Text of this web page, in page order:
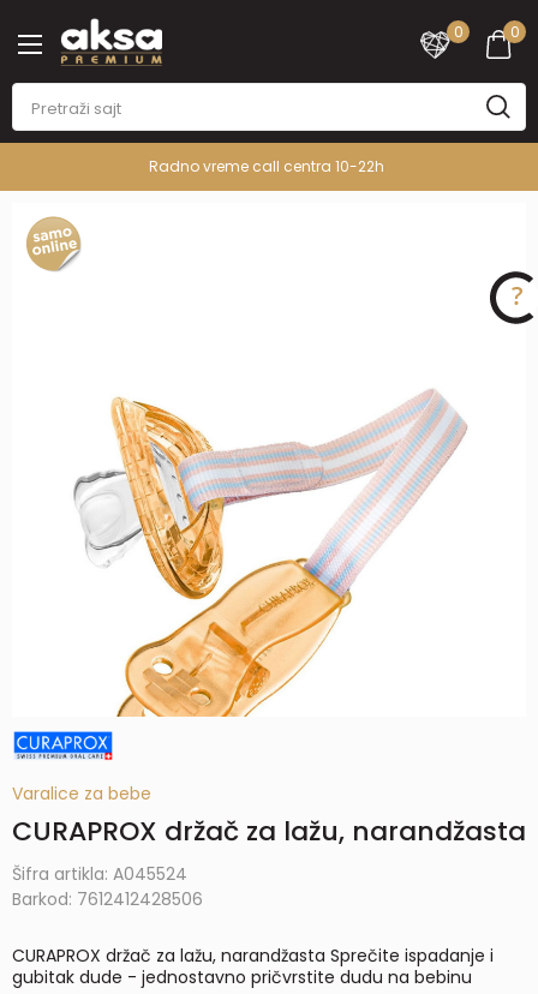
0
0
Radno vreme call centra 10-22h
Varalice za bebe
CURAPROX držač za lažu, narandžasta
Šifra artikla: A045524
Barkod: 7612412428506
CURAPROX držač za lažu, narandžasta Sprečite ispadanje i
gubitak dude - jednostavno pričvrstite dudu na bebinu